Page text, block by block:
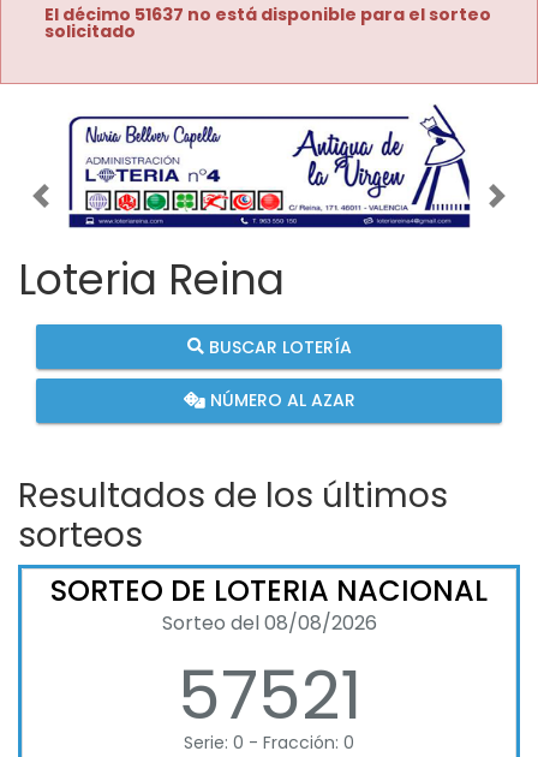
El décimo 51637 no está disponible para el sorteo
solicitado
Imagen anterior
Loteria Reina
BUSCAR LOTERÍA
NÚMERO AL AZAR
Resultados de los últimos
sorteos
SORTEO DE LOTERIA NACIONAL
Sorteo del 08/08/2026
57521
Serie: 0 - Fracción: 0